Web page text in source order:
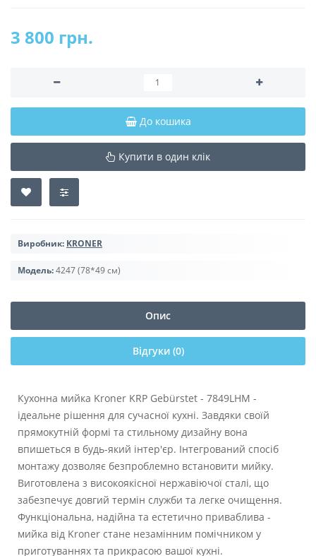
3 800 грн.
До кошика
Купити в один клік
Виробник: KRONER
Модель:4247 (78*49 см)
Опис
Відгуки (0)
Кухонна мийка Kroner KRP Gebürstet - 7849LHM -
ідеальне рішення для сучасної кухні. Завдяки своїй
прямокутній формі та стильному дизайну вона
впишеться в будь-який інтер'єр. Інтегрований спосіб
монтажу дозволяє безпроблемно встановити мийку.
Виготовлена з високоякісної нержавіючої сталі, що
забезпечує довгий термін служби та легке очищення.
Функціональна, надійна та естетично приваблива -
мийка від Kroner стане незамінним помічником у
приготуваннях та прикрасою вашої кухні.